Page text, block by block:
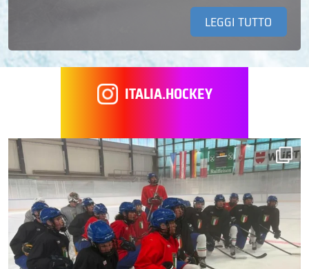
LEGGI TUTTO
ITALIA.HOCKEY